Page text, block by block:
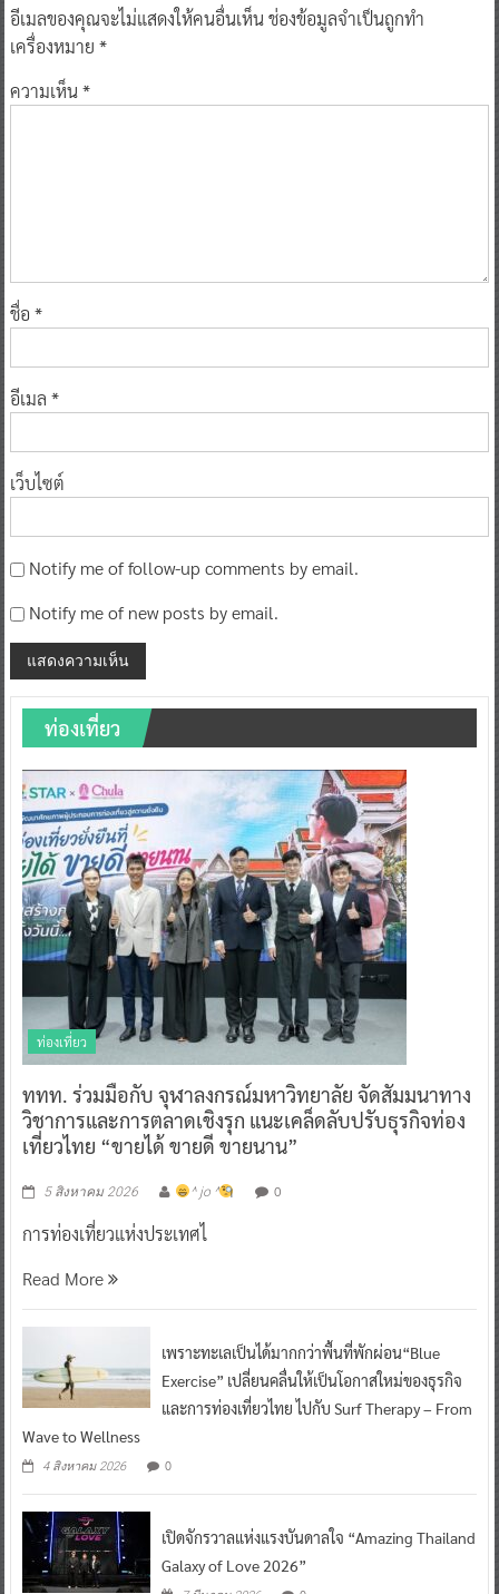
อีเมลของคุณจะไม่แสดงให้คนอื่นเห็นช่องข้อมูลจำเป็นถูกทำ
เครื่องหมาย *
ความเห็น*
ชื่อ *
อีเมล *
เว็บไซต์
Notify me of follow-up comments by email.
Notify me of new posts by email.
ท่องเที่ยว
ท่องเที่ยว
ททท. ร่วมมือกับ จุฬาลงกรณ์มหาวิทยาลัย จัดสัมมนาทาง
วิชาการและการตลาดเชิงรุก แนะเคล็ดลับปรับธุรกิจท่อง
เที่ยวไทย “ขายได้ ขายดี ขายนาน”
5 สิงหาคม 2026 ^ jo ^ 0
การท่องเที่ยวแห่งประเทศไ
Read More
เพราะทะเลเป็นได้มากกว่าพื้นที่พักผ่อน“Blue
Exercise” เปลี่ยนคลื่นให้เป็นโอกาสใหม่ของธุรกิจ
และการท่องเที่ยวไทย ไปกับ Surf Therapy – From
Wave to Wellness
4 สิงหาคม 2026 0
เปิดจักรวาลแห่งแรงบันดาลใจ “Amazing Thailand
Galaxy of Love 2026”